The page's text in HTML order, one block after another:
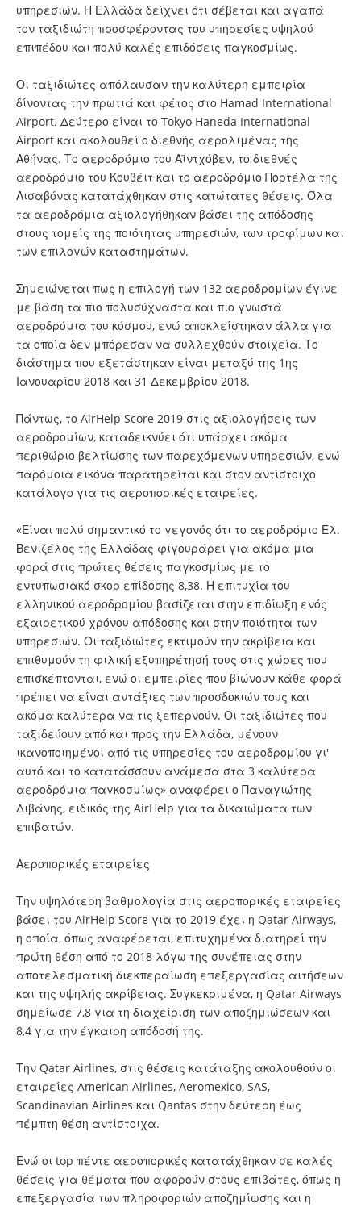
υπηρεσιών. Η Ελλάδα δείχνει ότι σέβεται και αγαπά
τον ταξιδιώτη προσφέροντας του υπηρεσίες υψηλού
επιπέδου και πολύ καλές επιδόσεις παγκοσμίως.
Οι ταξιδιώτες απόλαυσαν την καλύτερη εμπειρία
δίνοντας την πρωτιά και φέτος στο Hamad International
Airport. Δεύτερο είναι το Tokyo Haneda International
Airport και ακολουθεί ο διεθνής αερολιμένας της
Αθήνας. Το αεροδρόμιο του Αϊντχόβεν, το διεθνές
αεροδρόμιο του Κουβέιτ και το αεροδρόμιο Πορτέλα της
Λισαβόνας κατατάχθηκαν στις κατώτατες θέσεις. Όλα
τα αεροδρόμια αξιολογήθηκαν βάσει της απόδοσης
στους τομείς της ποιότητας υπηρεσιών, των τροφίμων και
των επιλογών καταστημάτων.
Σημειώνεται πως η επιλογή των 132 αεροδρομίων έγινε
με βάση τα πιο πολυσύχναστα και πιο γνωστά
αεροδρόμια του κόσμου, ενώ αποκλείστηκαν άλλα για
τα οποία δεν μπόρεσαν να συλλεχθούν στοιχεία. Το
διάστημα που εξετάστηκαν είναι μεταξύ της 1ης
Ιανουαρίου 2018 και 31 Δεκεμβρίου 2018.
Πάντως, το AirHelp Score 2019 στις αξιολογήσεις των
αεροδρομίων, καταδεικνύει ότι υπάρχει ακόμα
περιθώριο βελτίωσης των παρεχόμενων υπηρεσιών, ενώ
παρόμοια εικόνα παρατηρείται και στον αντίστοιχο
κατάλογο για τις αεροπορικές εταιρείες.
«Είναι πολύ σημαντικό το γεγονός ότι το αεροδρόμιο Ελ.
Βενιζέλος της Ελλάδας φιγουράρει για ακόμα μια
φορά στις πρώτες θέσεις παγκοσμίως με το
εντυπωσιακό σκορ επίδοσης 8,38. Η επιτυχία του
ελληνικού αεροδρομίου βασίζεται στην επιδίωξη ενός
εξαιρετικού χρόνου απόδοσης και στην ποιότητα των
υπηρεσιών. Οι ταξιδιώτες εκτιμούν την ακρίβεια και
επιθυμούν τη φιλική εξυπηρέτησή τους στις χώρες που
επισκέπτονται, ενώ οι εμπειρίες που βιώνουν κάθε φορά
πρέπει να είναι αντάξιες των προσδοκιών τους και
ακόμα καλύτερα να τις ξεπερνούν. Οι ταξιδιώτες που
ταξιδεύουν από και προς την Ελλάδα, μένουν
ικανοποιημένοι από τις υπηρεσίες του αεροδρομίου γι'
αυτό και το κατατάσσουν ανάμεσα στα 3 καλύτερα
αεροδρόμια παγκοσμίως» αναφέρει ο Παναγιώτης
Διβάνης, ειδικός της AirHelp για τα δικαιώματα των
επιβατών.
Αεροπορικές εταιρείες
Την υψηλότερη βαθμολογία στις αεροπορικές εταιρείες
βάσει του AirHelp Score για το 2019 έχει η Qatar Airways,
η οποία, όπως αναφέρεται, επιτυχημένα διατηρεί την
πρώτη θέση από το 2018 λόγω της συνέπειας στην
αποτελεσματική διεκπεραίωση επεξεργασίας αιτήσεων
και της υψηλής ακρίβειας. Συγκεκριμένα, η Qatar Airways
σημείωσε 7,8 για τη διαχείριση των αποζημιώσεων και
8,4 για την έγκαιρη απόδοσή της.
Την Qatar Airlines, στις θέσεις κατάταξης ακολουθούν οι
εταιρείες American Airlines, Aeromexico, SAS,
Scandinavian Airlines και Qantas στην δεύτερη έως
πέμπτη θέση αντίστοιχα.
Ενώ οι top πέντε αεροπορικές κατατάχθηκαν σε καλές
θέσεις για θέματα που αφορούν στους επιβάτες, όπως η
επεξεργασία των πληροφοριών αποζημίωσης και η